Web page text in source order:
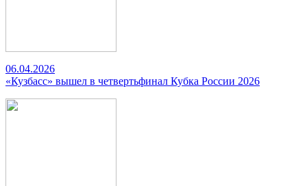
06.04.2026
«Кузбасс» вышел в четвертьфинал Кубка России 2026